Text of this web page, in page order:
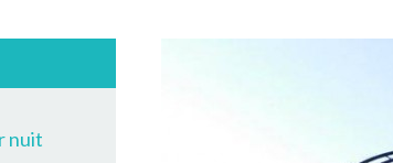
nuit